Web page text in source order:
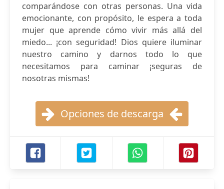
comparándose con otras personas. Una vida
emocionante, con propósito, le espera a toda
mujer que aprende cómo vivir más allá del
miedo... ¡con seguridad! Dios quiere iluminar
nuestro camino y darnos todo lo que
necesitamos para caminar ¡seguras de
nosotras mismas!
Opciones de descarga